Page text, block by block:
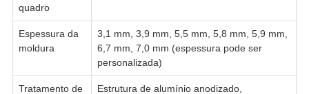
quadro
Espessura da
moldura
3,1 mm, 3,9 mm, 5,5 mm, 5,8 mm, 5,9 mm,
6,7 mm, 7,0 mm (espessura pode ser
personalizada)
Tratamento de
Estrutura de alumínio anodizado,